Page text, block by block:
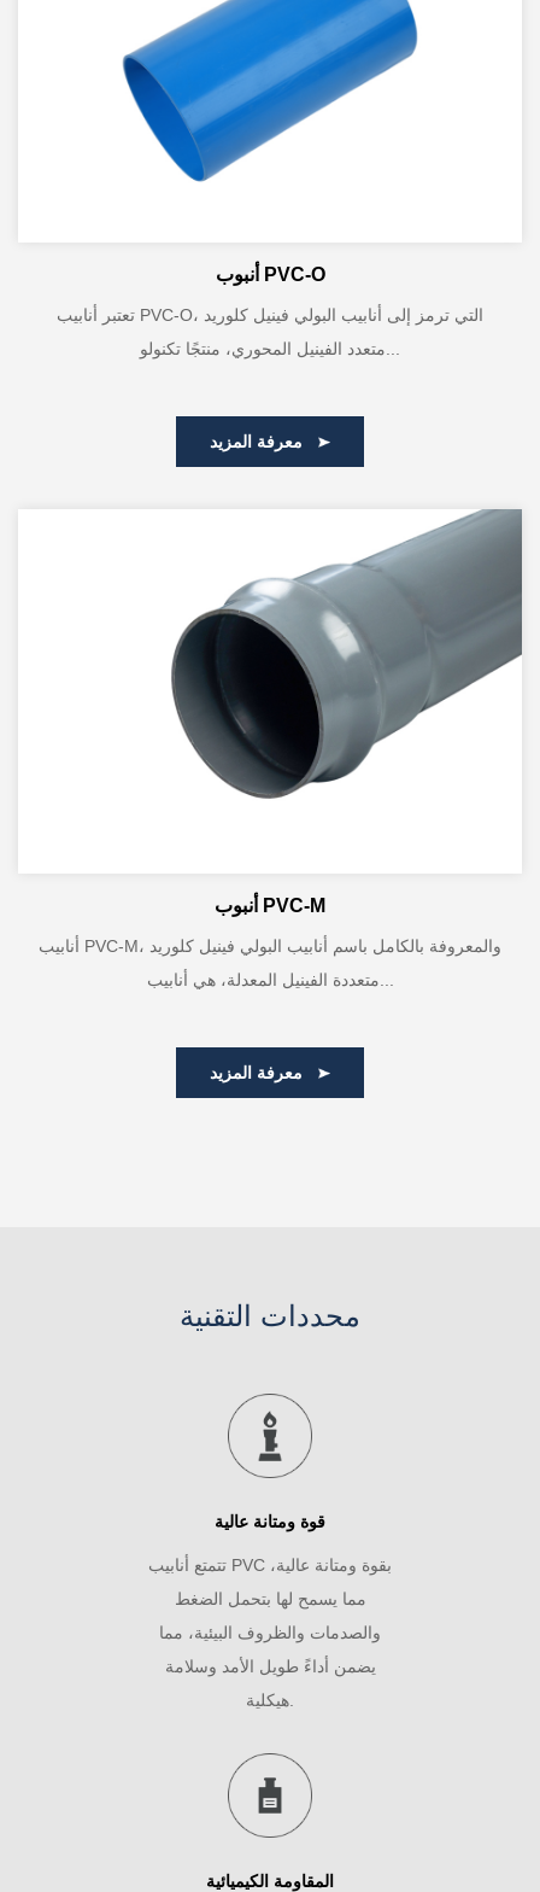
أنبوب PVC-O
تعتبر أنابيب PVC-O، التي ترمز إلى أنابيب البولي فينيل كلوريد
أنبوب PVC-M
أنابيب PVC-M، والمعروفة بالكامل باسم أنابيب البولي فينيل كلوريد
محددات التقنية
قوة ومتانة عالية
تتمتع أنابيب PVC بقوة ومتانة عالية،
مما يسمح لها بتحمل الضغط
والصدمات والظروف البيئية، مما
يضمن أداءً طويل الأمد وسلامة
المقاومة الكيميائية